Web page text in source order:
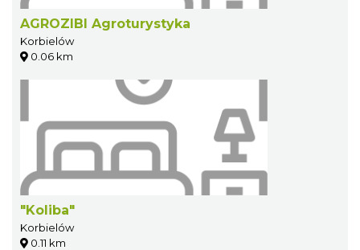
AGROZIBI Agroturystyka
Korbielów
0.06 km
"Koliba"
Korbielów
0.11 km